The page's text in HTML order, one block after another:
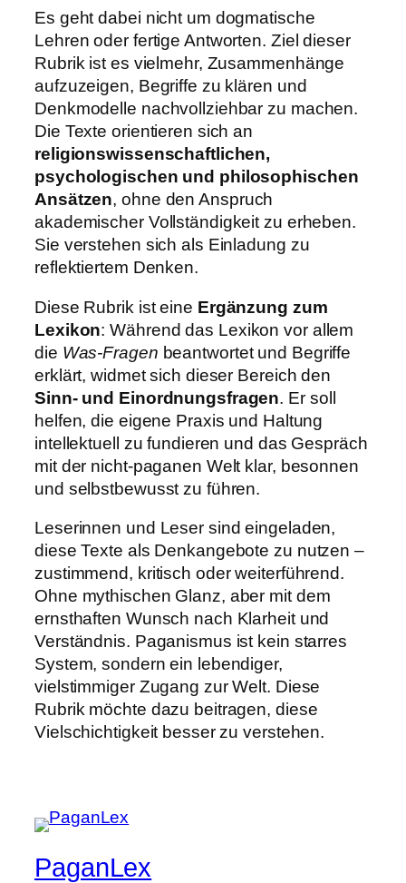
Es geht dabei nicht um dogmatische
Lehren oder fertige Antworten. Ziel dieser
Rubrik ist es vielmehr, Zusammenhänge
aufzuzeigen, Begriffe zu klären und
Denkmodelle nachvollziehbar zu machen.
Die Texte orientieren sich an
religionswissenschaftlichen,
psychologischen und philosophischen
Ansätzen, ohne den Anspruch
akademischer Vollständigkeit zu erheben.
Sie verstehen sich als Einladung zu
reflektiertem Denken.
Diese Rubrik ist eine Ergänzung zum
Lexikon: Während das Lexikon vor allem
die Was-Fragen beantwortet und Begriffe
erklärt, widmet sich dieser Bereich den
Sinn- und Einordnungsfragen. Er soll
helfen, die eigene Praxis und Haltung
intellektuell zu fundieren und das Gespräch
mit der nicht-paganen Welt klar, besonnen
und selbstbewusst zu führen.
Leserinnen und Leser sind eingeladen,
diese Texte als Denkangebote zu nutzen –
zustimmend, kritisch oder weiterführend.
Ohne mythischen Glanz, aber mit dem
ernsthaften Wunsch nach Klarheit und
Verständnis. Paganismus ist kein starres
System, sondern ein lebendiger,
vielstimmiger Zugang zur Welt. Diese
Rubrik möchte dazu beitragen, diese
Vielschichtigkeit besser zu verstehen.
PaganLex